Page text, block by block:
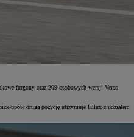
furgony oraz 209 osobowych wersji Verso.
upów drugą pozycję utrzymuje Hilux z udziałem